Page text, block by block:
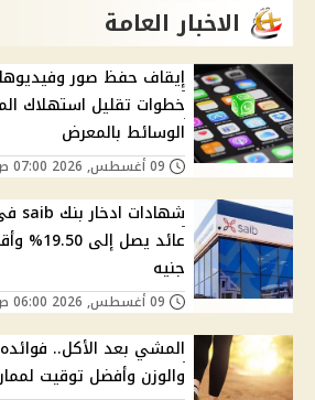
الاخبار العامة
إيقاف حفظ صور
خطوات تقليل استهلاك
الوسائط بالمعرض
جنيه
المشي بعد الأكل..
والوزن وأفضل توقيت